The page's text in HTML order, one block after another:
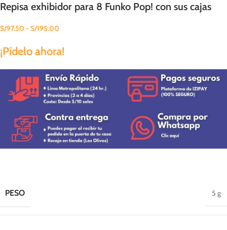
Repisa exhibidor para 8 Funko Pop! con sus cajas
S/97.50 - S/195.00
¡Pídelo ahora!
PESO 5 g